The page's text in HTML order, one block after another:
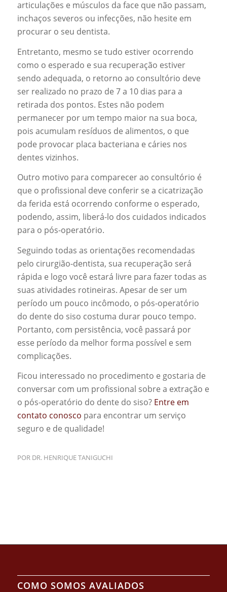
articulações e músculos da face que não passam,
inchaços severos ou infecções, não hesite em
procurar o seu dentista.
Entretanto, mesmo se tudo estiver ocorrendo
como o esperado e sua recuperação estiver
sendo adequada, o retorno ao consultório deve
ser realizado no prazo de 7 a 10 dias para a
retirada dos pontos. Estes não podem
permanecer por um tempo maior na sua boca,
pois acumulam resíduos de alimentos, o que
pode provocar placa bacteriana e cáries nos
dentes vizinhos.
Outro motivo para comparecer ao consultório é
que o profissional deve conferir se a cicatrização
da ferida está ocorrendo conforme o esperado,
podendo, assim, liberá-lo dos cuidados indicados
para o pós-operatório.
Seguindo todas as orientações recomendadas
pelo cirurgião-dentista, sua recuperação será
rápida e logo você estará livre para fazer todas as
suas atividades rotineiras. Apesar de ser um
período um pouco incômodo, o pós-operatório
do dente do siso costuma durar pouco tempo.
Portanto, com persistência, você passará por
esse período da melhor forma possível e sem
complicações.
Ficou interessado no procedimento e gostaria de
conversar com um profissional sobre a extração e
o pós-operatório do dente do siso? Entre em
contato conosco para encontrar um serviço
seguro e de qualidade!
POR DR. HENRIQUE TANIGUCHI
COMO SOMOS AVALIADOS